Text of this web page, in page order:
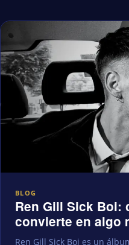
BLOG
Ren Gill Sick Boi:
convierte en algo
Ren Gill Sick Boi es un